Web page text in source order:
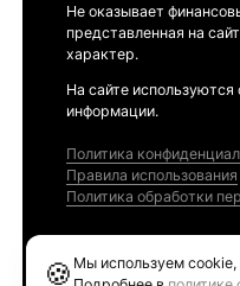
Не оказывает
представленная на
характер.
На сайте
информации.
Политика
Правила использования
Политика обработки
🍪 Мы используем cookie,
Ethereum GAS Tracker